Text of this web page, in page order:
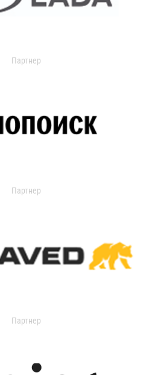
Партнер
Партнер
Партнер